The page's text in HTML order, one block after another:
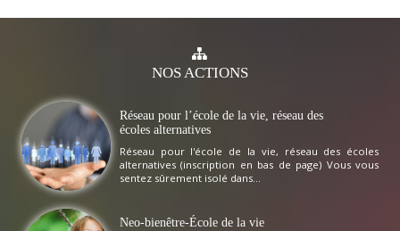
NOSACTIONS
Réseau pour l’école de la vie, réseau des
écoles alternatives
Réseau pour l'école de la vie, réseau des écoles
alternatives (inscription en bas de page) Vous vous
sentez sûrement isolé dans...
Neo-bienêtre-École de la vie